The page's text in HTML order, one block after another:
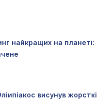
найкращих на планеті:
висунув жорсткі